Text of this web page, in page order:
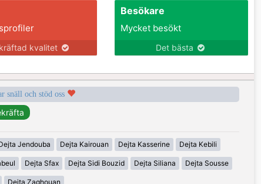
kvalitet
Besökare
Mycket besökt
Det bästa
snäll och stöd oss
Jendouba Dejta Kairouan Dejta Kasserine Dejta Kebili
Dejta Sfax Dejta Sidi Bouzid Dejta Siliana Dejta Sousse
Dejta Zaghouan